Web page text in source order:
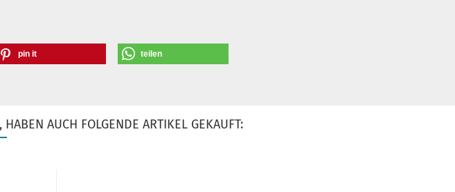
pin it teilen
AUCH FOLGENDE ARTIKEL GEKAUFT: